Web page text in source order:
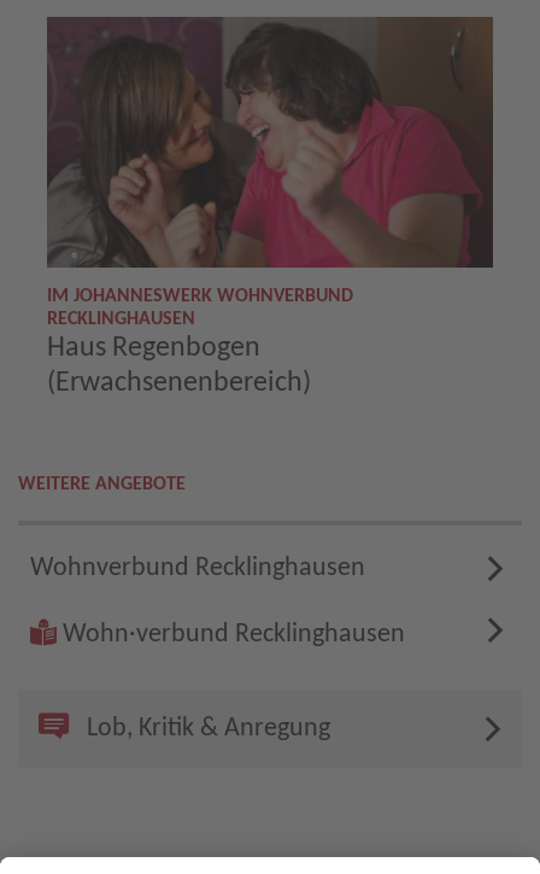
IM JOHANNESWERK WOHNVERBUND
RECKLINGHAUSEN
Haus Regenbogen
(Erwachsenenbereich)
WEITERE ANGEBOTE
Wohnverbund Recklinghausen
Wohn·verbund Recklinghausen
Lob, Kritik & Anregung